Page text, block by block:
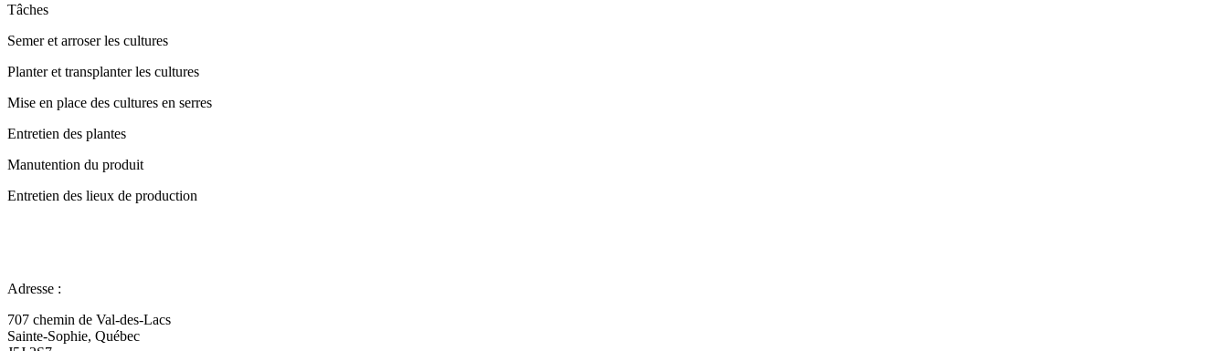
Tâches
Semer et arroser les cultures
Planter et transplanter les cultures
Mise en place des cultures en serres
Entretien des plantes
Manutention du produit
Entretien des lieux de production
Adresse :
707 chemin de Val-des-Lacs
Sainte-Sophie, Québec